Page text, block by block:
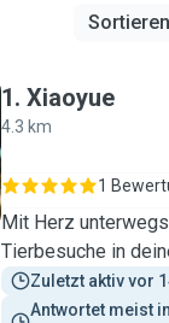
1. Xiaoyue
4.3 km
1
Mit Herz
Tierbesuche in
Zuletzt aktiv vor
Antwortet meist